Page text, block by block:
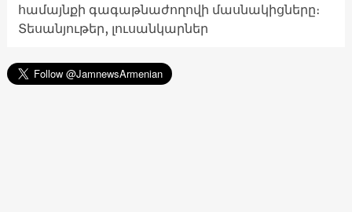
համայնքի գագաթնաժողովի մասնակիցները։
Տեսանյութեր, լուսանկարներ